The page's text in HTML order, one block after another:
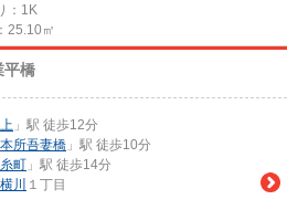
：1K
25.10㎡
平橋
」駅 徒歩12分
本所吾妻橋 」駅 徒歩10分
町 」駅 徒歩14分
横川 １丁目